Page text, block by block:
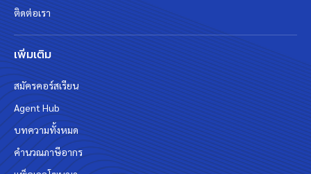
ติดต่อเรา
เพิ่มเติม
สมัครคอร์สเรียน
Agent Hub
บทความทั้งหมด
คำนวณภาษีอากร